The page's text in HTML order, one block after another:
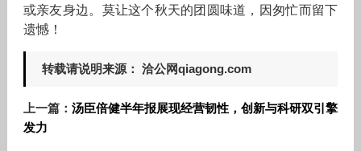
或亲友身边。莫让这个秋天的团圆味道，因匆忙而留下
遗憾！
转载请说明来源： 洽公网qiagong.com
上一篇： 汤臣倍健半年报展现经营韧性，创新与科研双引擎
发力